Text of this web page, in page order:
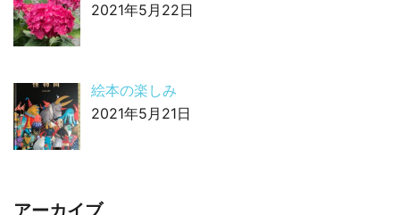
2021年5月22日
絵本の楽しみ
2021年5月21日
アーカイブ